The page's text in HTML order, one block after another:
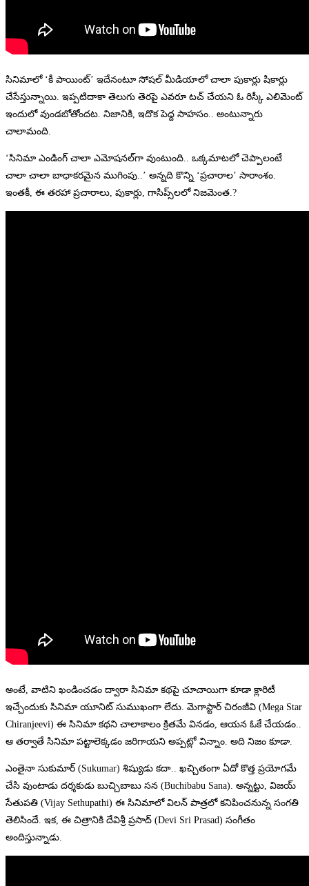
సినిమాలో ‘కీ పాయింట్’ ఇదేనంటూ సోషల్ మీడియాలో చాలా పుకార్లు షికార్లు
చేసేస్తున్నాయి. ఇప్పటిదాకా తెలుగు తెరపై ఎవరూ టచ్ చేయని ఓ రిస్కీ ఎలిమెంట్
ఇందులో వుండబోతోందట. నిజానికి, ఇదొక పెద్ద సాహసం.. అంటున్నారు
చాలామంది.
‘సినిమా ఎండింగ్ చాలా ఎమోషనల్‌గా వుంటుంది.. ఒక్కమాటలో చెప్పాలంటే
చాలా చాలా బాధాకరమైన ముగింపు..’ అన్నది కొన్ని ‘ప్రచారాల’ సారాంశం.
ఇంతకీ, ఈ తరహా ప్రచారాలు, పుకార్లు, గాసిప్స్‌లలో నిజమెంత.?
అంటే, వాటిని ఖండించడం ద్వారా సినిమా కథపై చూచాయిగా కూడా క్లారిటీ
ఇచ్చేందుకు సినిమా యూనిట్ సుముఖంగా లేదు. మెగాస్టార్ చిరంజీవి (Mega Star
Chiranjeevi) ఈ సినిమా కథని చాలాకాలం క్రితమే వినడం, ఆయన ఓకే చేయడం..
ఆ తర్వాతే సినిమా పట్టాలెక్కడం జరిగాయని అప్పట్లో విన్నాం. అది నిజం కూడా.
ఎంతైనా సుకుమార్ (Sukumar) శిష్యుడు కదా.. ఖచ్చితంగా ఏదో కొత్త ప్రయోగమే
చేసి వుంటాడు దర్శకుడు బుచ్చిబాబు సన (Buchibabu Sana). అన్నట్టు, విజయ్
సేతుపతి (Vijay Sethupathi) ఈ సినిమాలో విలన్ పాత్రలో కనిపించనున్న సంగతి
తెలిసిందే. ఇక, ఈ చిత్రానికి దేవిశ్రీ ప్రసాద్ (Devi Sri Prasad) సంగీతం
అందిస్తున్నాడు.